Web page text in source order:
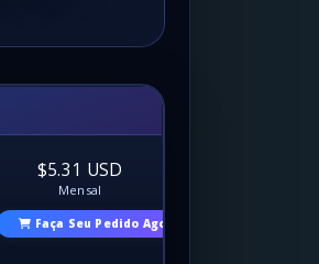
$5.31 USD
Mensal
Faça Seu Pedido Agora